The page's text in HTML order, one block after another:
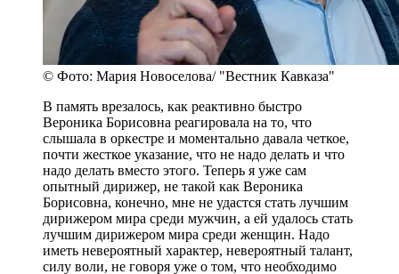
© Фото: Мария Новоселова/ "Вестник Кавказа"
В память врезалось, как реактивно быстро
Вероника Борисовна реагировала на то, что
слышала в оркестре и моментально давала четкое,
почти жесткое указание, что не надо делать и что
надо делать вместо этого. Теперь я уже сам
опытный дирижер, не такой как Вероника
Борисовна, конечно, мне не удастся стать лучшим
дирижером мира среди мужчин, а ей удалось стать
лучшим дирижером мира среди женщин. Надо
иметь невероятный характер, невероятный талант,
силу воли, не говоря уже о том, что необходимо